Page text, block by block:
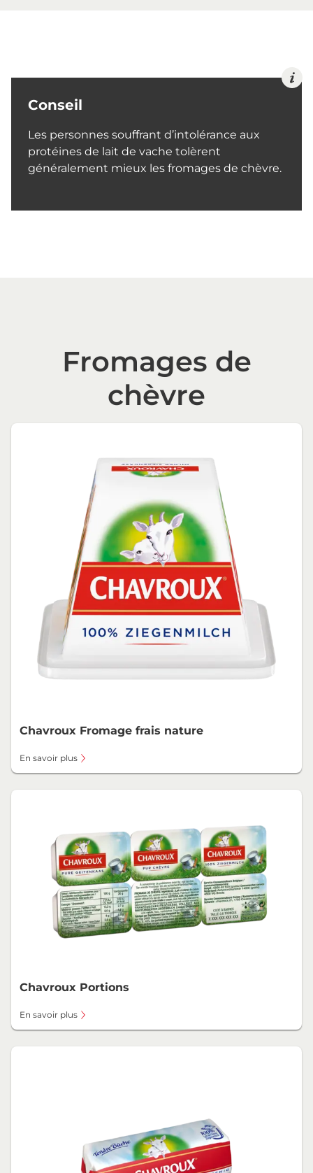
Conseil
Les personnes souffrant d’intolérance aux
protéines de lait de vache tolèrent
généralement mieux les fromages de chèvre.
Fromages de
chèvre
Chavroux Fromage frais nature
En savoir plus
Chavroux Portions
En savoir plus